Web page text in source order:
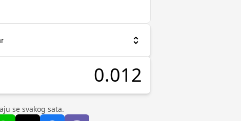
se svakog sata.